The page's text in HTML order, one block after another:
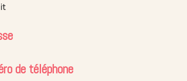
de téléphone